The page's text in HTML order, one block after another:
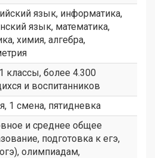
язык, информатика,
язык, математика,
химия, алгебра,
классы, более 4.300
и воспитанников
1 смена, пятидневка
и среднее общее
подготовка к егэ,
олимпиадам,